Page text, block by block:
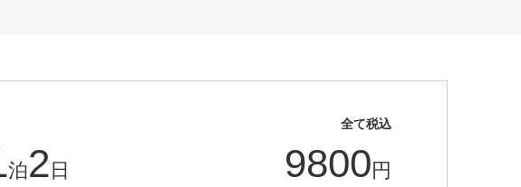
全て税込
泊2 日 9800 円